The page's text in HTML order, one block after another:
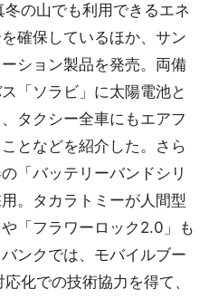
の山でも利用できるエネ
確保しているほか、サン
ション製品を発売。両備
「ソラビ」に太陽電池と
タクシー全車にもエアフ
となどを紹介した。さら
「バッテリーバンドシリ
。タカラトミーが人間型
「フラワーロック2.0」も
ンクでは、モバイルブー
化での技術協力を得て、